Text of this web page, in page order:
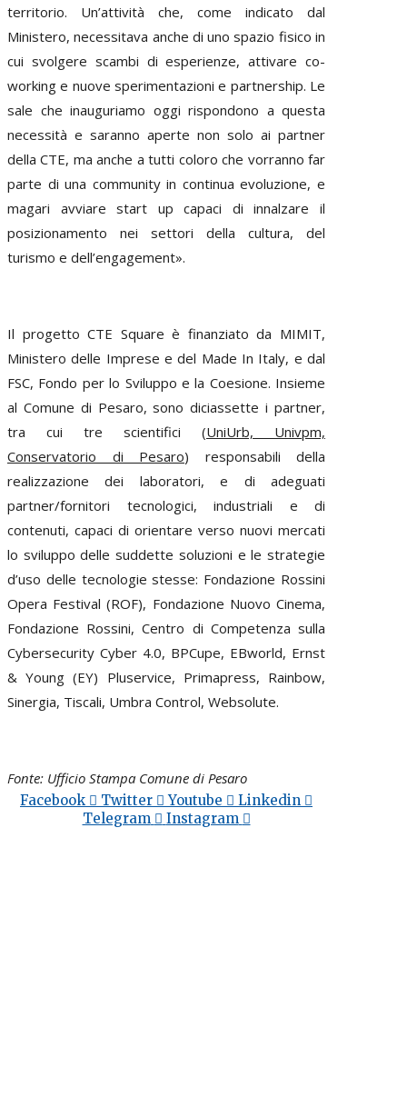
territorio. Un’attività che, come indicato dal
Ministero, necessitava anche di uno spazio fisico in
cui svolgere scambi di esperienze, attivare co-
working e nuove sperimentazioni e partnership. Le
sale che inauguriamo oggi rispondono a questa
necessità e saranno aperte non solo ai partner
della CTE, ma anche a tutti coloro che vorranno far
parte di una community in continua evoluzione, e
magari avviare start up capaci di innalzare il
posizionamento nei settori della cultura, del
turismo e dell’engagement».
Il progetto CTE Square è finanziato da MIMIT,
Ministero delle Imprese e del Made In Italy, e dal
FSC, Fondo per lo Sviluppo e la Coesione. Insieme
al Comune di Pesaro, sono diciassette i partner,
tra cui tre scientifici (UniUrb, Univpm,
Conservatorio di Pesaro) responsabili della
realizzazione dei laboratori, e di adeguati
partner/fornitori tecnologici, industriali e di
contenuti, capaci di orientare verso nuovi mercati
lo sviluppo delle suddette soluzioni e le strategie
d’uso delle tecnologie stesse: Fondazione Rossini
Opera Festival (ROF), Fondazione Nuovo Cinema,
Fondazione Rossini, Centro di Competenza sulla
Cybersecurity Cyber 4.0, BPCupe, EBworld, Ernst
& Young (EY) Pluservice, Primapress, Rainbow,
Sinergia, Tiscali, Umbra Control, Websolute.
Fonte: Ufficio Stampa Comune di Pesaro
Facebook Twitter Youtube
Linkedin
Telegram
Instagram